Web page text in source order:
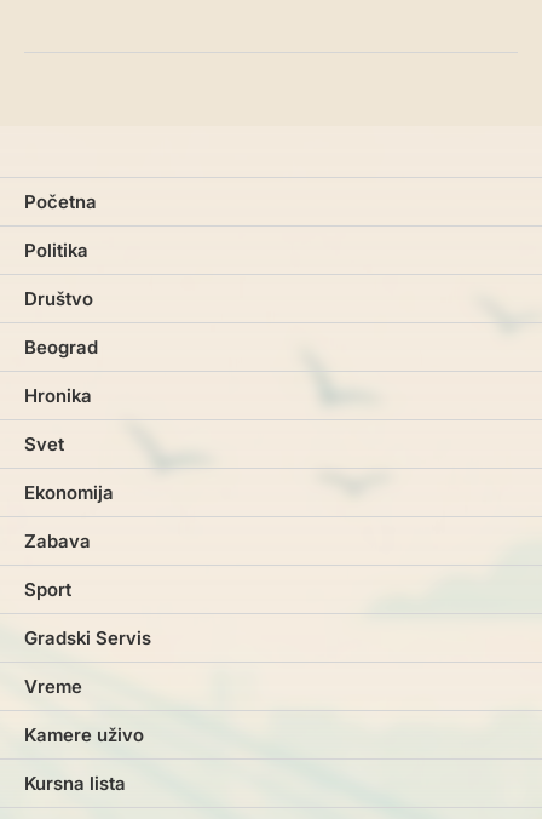
Početna
Politika
Društvo
Beograd
Hronika
Svet
Ekonomija
Zabava
Sport
Gradski Servis
Vreme
Kamere uživo
Kursna lista